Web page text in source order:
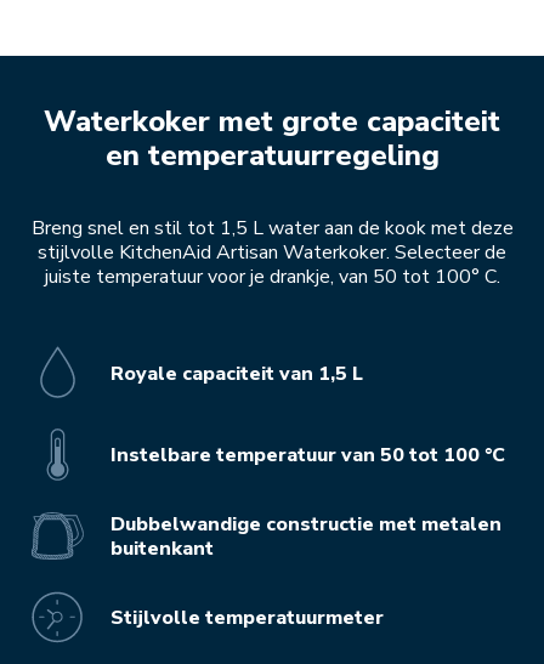
Waterkoker met grote capaciteit
en temperatuurregeling
Breng snel en stil tot 1,5 L water aan de kook met deze
stijlvolle KitchenAid Artisan Waterkoker. Selecteer de
juiste temperatuur voor je drankje, van 50 tot 100° C.
Royale capaciteit van 1,5 L
Instelbare temperatuur van 50 tot 100 °C
Dubbelwandige constructie met metalen
buitenkant
Stijlvolle temperatuurmeter